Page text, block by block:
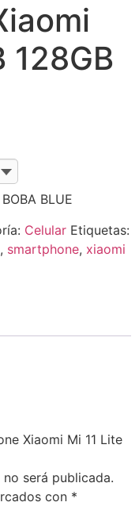
128GB
BLUE
Celular Etiquetas:
, smartphone, xiaomi
Xiaomi Mi 11 Lite
será publicada.
con *